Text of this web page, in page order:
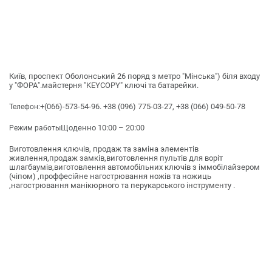
Київ, проспект Оболонський 26 поряд з метро "Мінська") біля входу
у "ФОРА".майстерня "KEYCOPY" ключі та батарейки.
Телефон:+(066)-573-54-96. +38 (096) 775-03-27, +38 (066) 049-50-78
Режим работыЩоденно 10:00 – 20:00
Виготовлення ключів, продаж та заміна элементів
живлення,продаж замків,виготовлення пультів для воріт
шлагбаумів,виготовлення автомобільних ключів з іммобілайзером
(чіпом) ,проффесійне нагострювання ножів та ножиць
,нагострювання манікюрного та перукарського інструменту .